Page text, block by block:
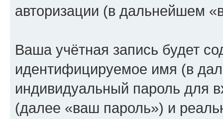
авторизации (в дальнейшем
Ваша учётная запись будет
идентифицируемое имя (в
индивидуальный пароль для
(далее «ваш пароль») и